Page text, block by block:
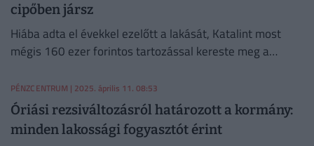
cipőben jársz
Hiába adta el évekkel ezelőtt a lakását, Katalint most
mégis 160 ezer forintos tartozással kereste meg a
PÉNZCENTRUM | 2025. április 11. 08:53
Óriási rezsiváltozásról határozott a kormány:
minden lakossági fogyasztót érint